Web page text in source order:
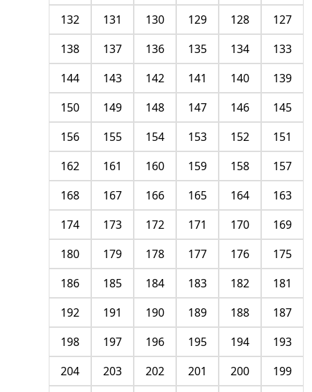
127
128
129
130
131
132
133
134
135
136
137
138
139
140
141
142
143
144
145
146
147
148
149
150
151
152
153
154
155
156
157
158
159
160
161
162
163
164
165
166
167
168
169
170
171
172
173
174
175
176
177
178
179
180
181
182
183
184
185
186
187
188
189
190
191
192
193
194
195
196
197
198
199
200
201
202
203
204